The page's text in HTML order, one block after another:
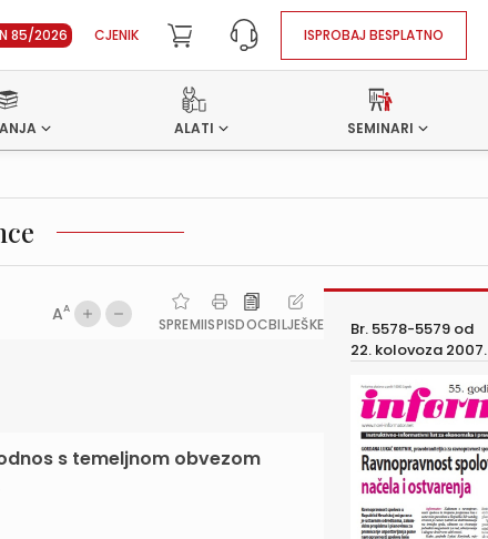
85/2026 CJENIK ISPROBAJ BESPLATNO
ALATI SEMINARI
AA
SPREMIISPISDOCBILJEŠKE
s temeljnom obvezom
Br. 5578-5579 od
22. kolovoza 2007.